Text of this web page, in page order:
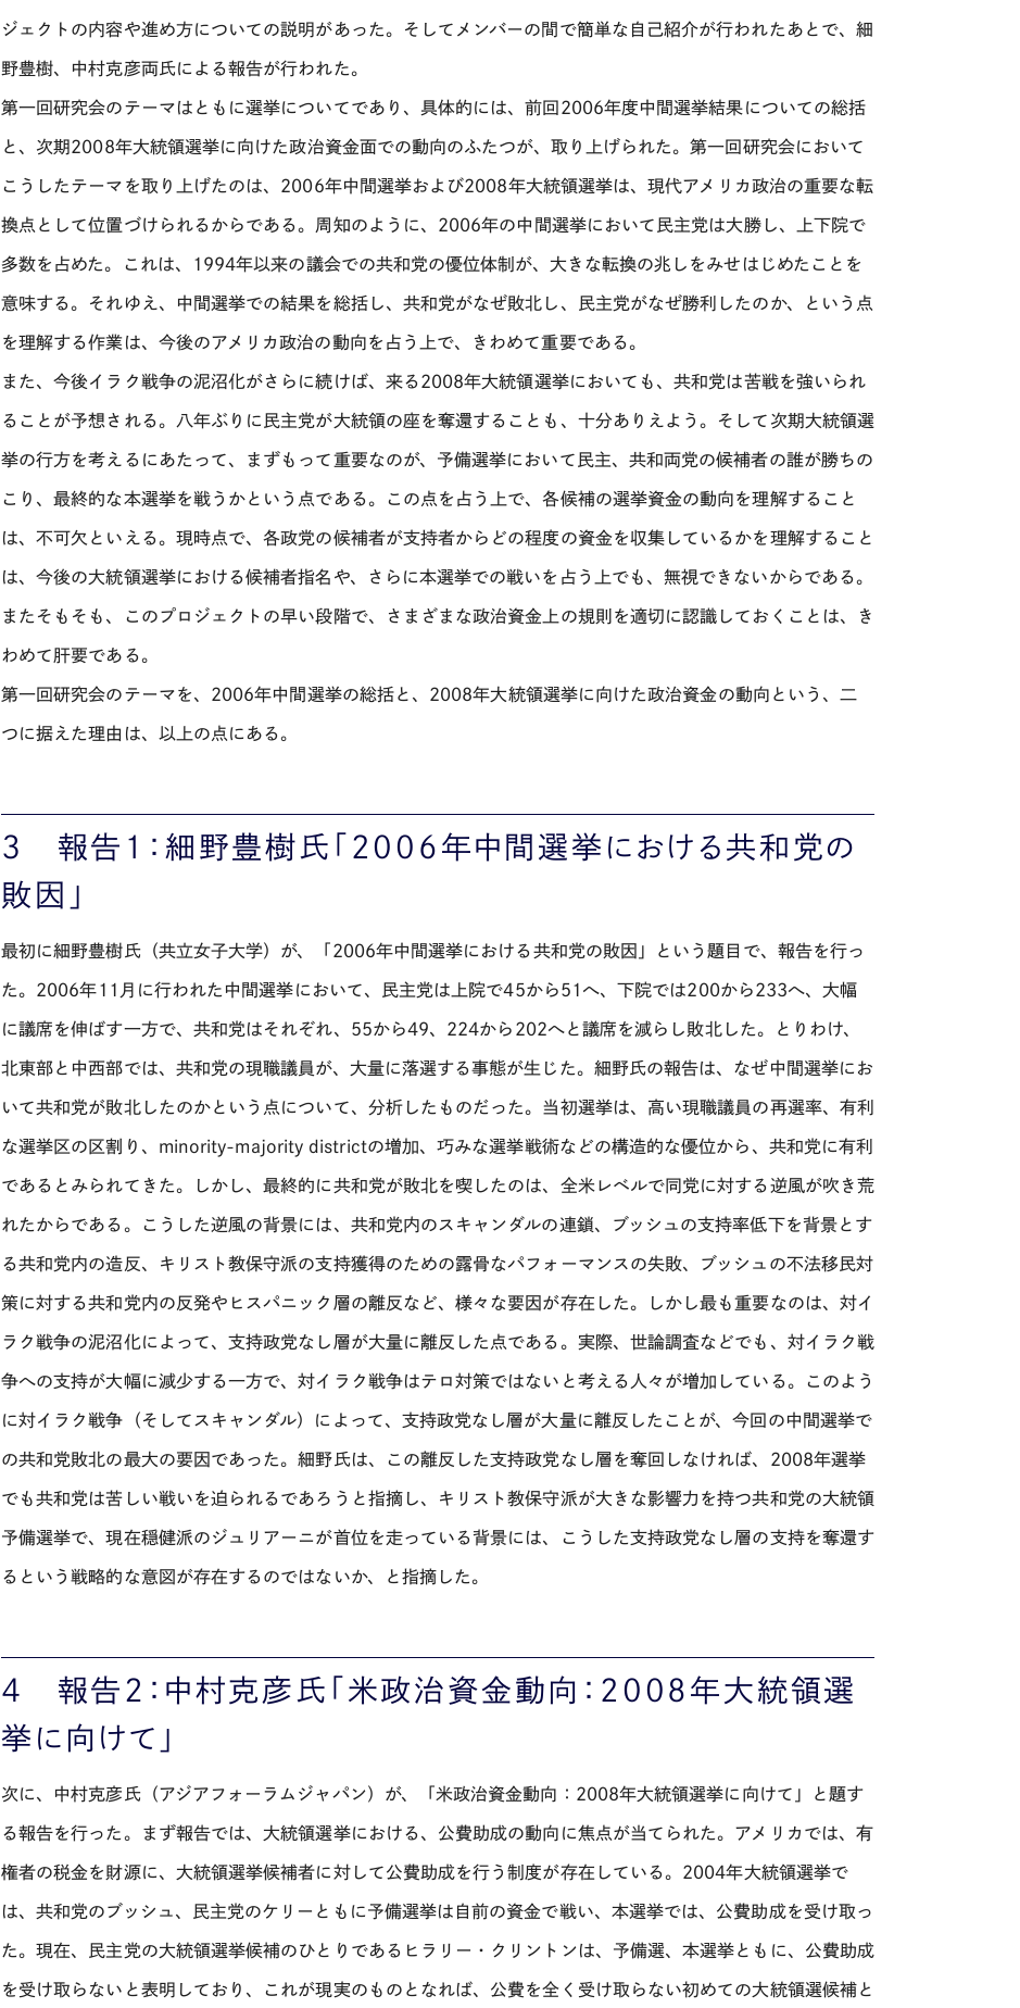
ジェクトの内容や進め方についての説明があった。そしてメンバーの間で簡単な自己紹介が行われたあとで、細
野豊樹、中村克彦両氏による報告が行われた。
第一回研究会のテーマはともに選挙についてであり、具体的には、前回2006年度中間選挙結果についての総括
と、次期2008年大統領選挙に向けた政治資金面での動向のふたつが、取り上げられた。第一回研究会において
こうしたテーマを取り上げたのは、2006年中間選挙および2008年大統領選挙は、現代アメリカ政治の重要な転
換点として位置づけられるからである。周知のように、2006年の中間選挙において民主党は大勝し、上下院で
多数を占めた。これは、1994年以来の議会での共和党の優位体制が、大きな転換の兆しをみせはじめたことを
意味する。それゆえ、中間選挙での結果を総括し、共和党がなぜ敗北し、民主党がなぜ勝利したのか、という点
を理解する作業は、今後のアメリカ政治の動向を占う上で、きわめて重要である。
また、今後イラク戦争の泥沼化がさらに続けば、来る2008年大統領選挙においても、共和党は苦戦を強いられ
ることが予想される。八年ぶりに民主党が大統領の座を奪還することも、十分ありえよう。そして次期大統領選
挙の行方を考えるにあたって、まずもって重要なのが、予備選挙において民主、共和両党の候補者の誰が勝ちの
こり、最終的な本選挙を戦うかという点である。この点を占う上で、各候補の選挙資金の動向を理解すること
は、不可欠といえる。現時点で、各政党の候補者が支持者からどの程度の資金を収集しているかを理解すること
は、今後の大統領選挙における候補者指名や、さらに本選挙での戦いを占う上でも、無視できないからである。
またそもそも、このプロジェクトの早い段階で、さまざまな政治資金上の規則を適切に認識しておくことは、き
わめて肝要である。
第一回研究会のテーマを、2006年中間選挙の総括と、2008年大統領選挙に向けた政治資金の動向という、二
つに据えた理由は、以上の点にある。
３ 報告１：細野豊樹氏「2006年中間選挙における共和党の
敗因」
最初に細野豊樹氏（共立女子大学）が、「2006年中間選挙における共和党の敗因」という題目で、報告を行っ
た。2006年11月に行われた中間選挙において、民主党は上院で45から51へ、下院では200から233へ、大幅
に議席を伸ばす一方で、共和党はそれぞれ、55から49、224から202へと議席を減らし敗北した。とりわけ、
北東部と中西部では、共和党の現職議員が、大量に落選する事態が生じた。細野氏の報告は、なぜ中間選挙にお
いて共和党が敗北したのかという点について、分析したものだった。当初選挙は、高い現職議員の再選率、有利
な選挙区の区割り、minority-majority districtの増加、巧みな選挙戦術などの構造的な優位から、共和党に有利
であるとみられてきた。しかし、最終的に共和党が敗北を喫したのは、全米レベルで同党に対する逆風が吹き荒
れたからである。こうした逆風の背景には、共和党内のスキャンダルの連鎖、ブッシュの支持率低下を背景とす
る共和党内の造反、キリスト教保守派の支持獲得のための露骨なパフォーマンスの失敗、ブッシュの不法移民対
策に対する共和党内の反発やヒスパニック層の離反など、様々な要因が存在した。しかし最も重要なのは、対イ
ラク戦争の泥沼化によって、支持政党なし層が大量に離反した点である。実際、世論調査などでも、対イラク戦
争への支持が大幅に減少する一方で、対イラク戦争はテロ対策ではないと考える人々が増加している。このよう
に対イラク戦争（そしてスキャンダル）によって、支持政党なし層が大量に離反したことが、今回の中間選挙で
の共和党敗北の最大の要因であった。細野氏は、この離反した支持政党なし層を奪回しなければ、2008年選挙
でも共和党は苦しい戦いを迫られるであろうと指摘し、キリスト教保守派が大きな影響力を持つ共和党の大統領
予備選挙で、現在穏健派のジュリアーニが首位を走っている背景には、こうした支持政党なし層の支持を奪還す
るという戦略的な意図が存在するのではないか、と指摘した。
４ 報告２：中村克彦氏「米政治資金動向：2008年大統領選
挙に向けて」
次に、中村克彦氏（アジアフォーラムジャパン）が、「米政治資金動向：2008年大統領選挙に向けて」と題す
る報告を行った。まず報告では、大統領選挙における、公費助成の動向に焦点が当てられた。アメリカでは、有
権者の税金を財源に、大統領選挙候補者に対して公費助成を行う制度が存在している。2004年大統領選挙で
は、共和党のブッシュ、民主党のケリーともに予備選挙は自前の資金で戦い、本選挙では、公費助成を受け取っ
た。現在、民主党の大統領選挙候補のひとりであるヒラリー・クリントンは、予備選、本選挙ともに、公費助成
を受け取らないと表明しており、これが現実のものとなれば、公費を全く受け取らない初めての大統領選候補と